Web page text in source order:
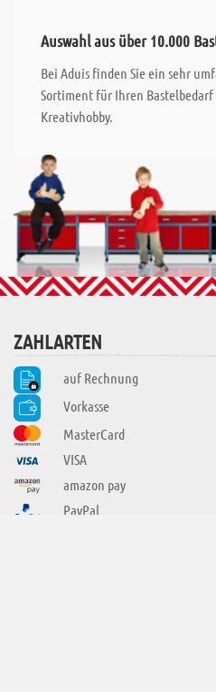
Auswahl aus über 10.000
Bei Aduis finden Sie ein sehr
Sortiment für Ihren
Kreativhobby.
ZAHLARTEN
auf Rechnung
Vorkasse
MasterCard
VISA
amazon pay
PayPal